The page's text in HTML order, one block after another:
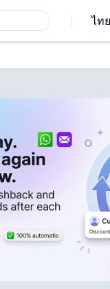
ไทย